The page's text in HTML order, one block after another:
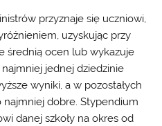
przyznaje się uczniowi,
uzyskując przy
średnią ocen lub wykazuje
jednej dziedzinie
wyniki, a w pozostałych
dobre. Stypendium
danej szkoły na okres od